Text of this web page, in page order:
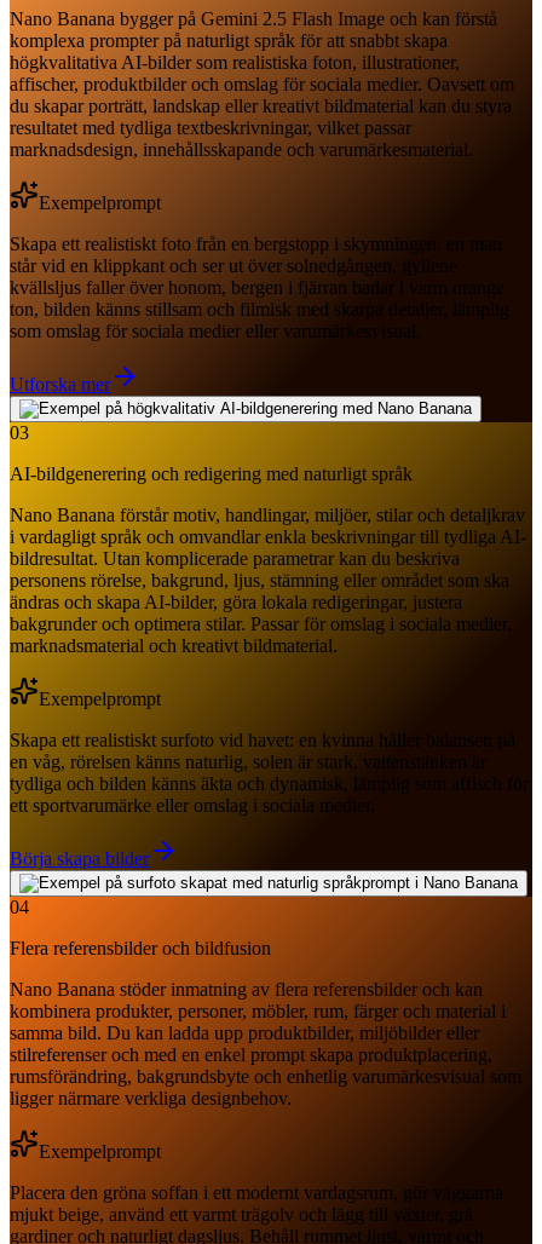
Nano Banana bygger på Gemini 2.5 Flash Image och kan förstå
komplexa prompter på naturligt språk för att snabbt skapa
högkvalitativa AI-bilder som realistiska foton, illustrationer,
affischer, produktbilder och omslag för sociala medier. Oavsett om
du skapar porträtt, landskap eller kreativt bildmaterial kan du styra
resultatet med tydliga textbeskrivningar, vilket passar
marknadsdesign, innehållsskapande och varumärkesmaterial.
Exempelprompt
Skapa ett realistiskt foto från en bergstopp i skymningen: en man
står vid en klippkant och ser ut över solnedgången, gyllene
kvällsljus faller över honom, bergen i fjärran badar i varm orange
ton, bilden känns stillsam och filmisk med skarpa detaljer, lämplig
som omslag för sociala medier eller varumärkesvisual.
Utforska mer
03
AI-bildgenerering och redigering med naturligt språk
Nano Banana förstår motiv, handlingar, miljöer, stilar och detaljkrav
i vardagligt språk och omvandlar enkla beskrivningar till tydliga AI-
bildresultat. Utan komplicerade parametrar kan du beskriva
personens rörelse, bakgrund, ljus, stämning eller området som ska
ändras och skapa AI-bilder, göra lokala redigeringar, justera
bakgrunder och optimera stilar. Passar för omslag i sociala medier,
marknadsmaterial och kreativt bildmaterial.
Exempelprompt
Skapa ett realistiskt surfoto vid havet: en kvinna håller balansen på
en våg, rörelsen känns naturlig, solen är stark, vattenstänken är
tydliga och bilden känns äkta och dynamisk, lämplig som affisch för
ett sportvarumärke eller omslag i sociala medier.
Börja skapa bilder
04
Flera referensbilder och bildfusion
Nano Banana stöder inmatning av flera referensbilder och kan
kombinera produkter, personer, möbler, rum, färger och material i
samma bild. Du kan ladda upp produktbilder, miljöbilder eller
stilreferenser och med en enkel prompt skapa produktplacering,
rumsförändring, bakgrundsbyte och enhetlig varumärkesvisual som
ligger närmare verkliga designbehov.
Exempelprompt
Placera den gröna soffan i ett modernt vardagsrum, gör väggarna
mjukt beige, använd ett varmt trägolv och lägg till växter, grå
gardiner och naturligt dagsljus. Behåll rummet ljust, varmt och